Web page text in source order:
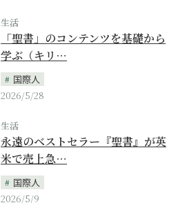
生活
「聖書」のコンテンツを基礎から
学ぶ（キリ…
国際人
2026/5/28
生活
永遠のベストセラー『聖書』が英
米で売上急…
国際人
2026/5/9